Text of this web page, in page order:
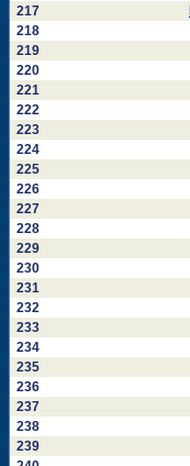
217
218
219
220
221
222
223
224
225
226
227
228
229
230
231
232
233
234
235
236
237
238
239